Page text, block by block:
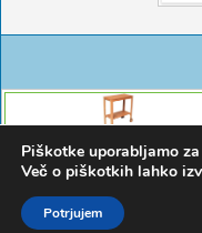
Piškotke uporabljamo
Več o piškotkih lahko
Potrjujem